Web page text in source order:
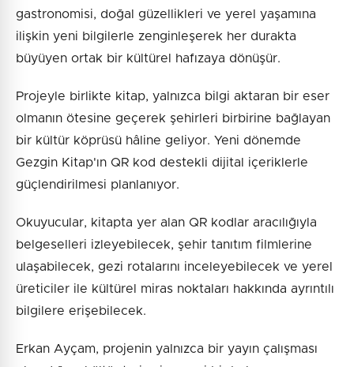
gastronomisi, doğal güzellikleri ve yerel yaşamına
ilişkin yeni bilgilerle zenginleşerek her durakta
büyüyen ortak bir kültürel hafızaya dönüşür.
Projeyle birlikte kitap, yalnızca bilgi aktaran bir eser
olmanın ötesine geçerek şehirleri birbirine bağlayan
bir kültür köprüsü hâline geliyor. Yeni dönemde
Gezgin Kitap'ın QR kod destekli dijital içeriklerle
güçlendirilmesi planlanıyor.
Okuyucular, kitapta yer alan QR kodlar aracılığıyla
belgeselleri izleyebilecek, şehir tanıtım filmlerine
ulaşabilecek, gezi rotalarını inceleyebilecek ve yerel
üreticiler ile kültürel miras noktaları hakkında ayrıntılı
bilgilere erişebilecek.
Erkan Ayçam, projenin yalnızca bir yayın çalışması